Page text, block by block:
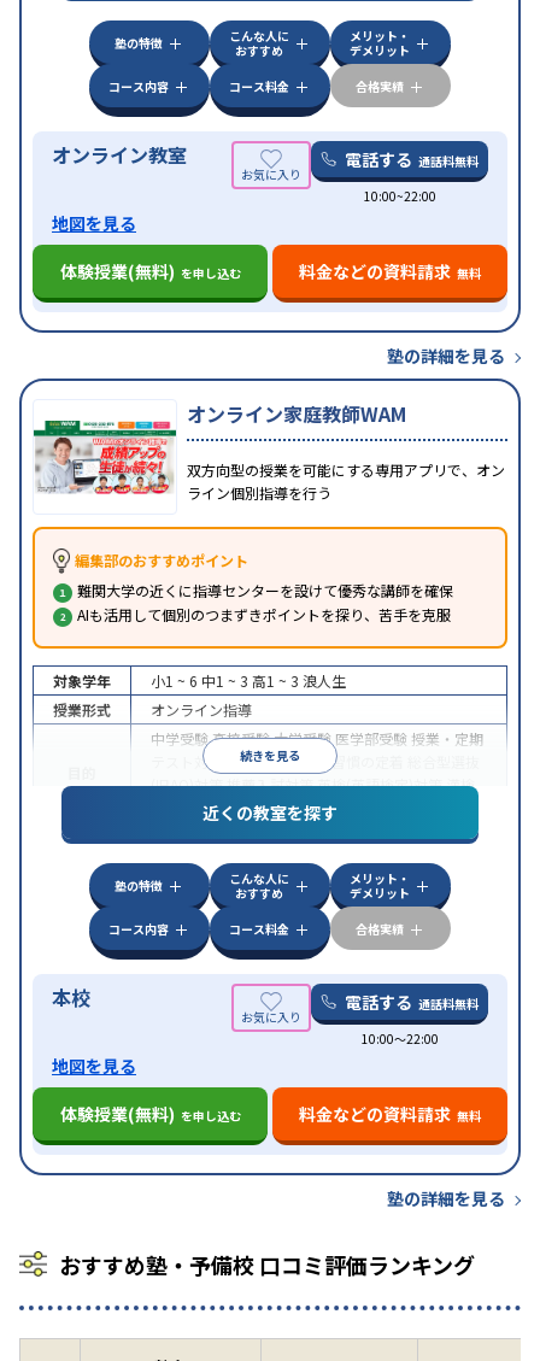
特徴
中高一貫校生に対応授業の振替可能 不登校生に対
オンライン対応 1科目から受講可能季節講習の
みの受講可
自習室あり
塾の特徴
こんな人に
おすすめ
メリット・
デメリット
コース内容
コース料金 合格実績
オンライン教室 電話する 通話料無料
10:00~22:00
地図を見る
体験授業(無料) を申し込む 料金などの資料請求 無料
塾の詳細を見る
オンライン家庭教師WAM
双方向型の授業を可能にする専用アプリで、オン
ライン個別指導を行う
編集部のおすすめポイント
難関大学の近くに指導センターを設けて優秀な講師を確保
AIも活用して個別のつまずきポイントを探り、苦手を克服
続きを見る
対象学年 小1 ~ 6 中1 ~ 3 高1 ~ 3 浪人生
授業形式
オンライン指導
中学受験高校受験大学受験 医学部受験 授業・定期
テスト対策
内申点対策 学習習慣の定着
(旧AO)対策推薦入試対策英検(英語検定)対策漢検
(漢字検定)対策
中高一貫校生に対応成績保証制度あり授業の振替
可能不登校生に対応学習にPC・タブレットを利用
オンライン対応1科目から受講可能
近くの教室を探す
塾の特徴
こんな人に
おすすめ
メリット・
デメリット
コース内容
コース料金 合格実績
本校 電話する 通話料無料
10:00〜22:00
地図を見る
体験授業(無料) を申し込む 料金などの資料請求 無料
塾の詳細を見る
おすすめ塾・予備校 口コミ評価ランキング